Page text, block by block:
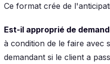
Ce format crée de
Est-il approprié de
à condition de le faire avec
demandant si le client a